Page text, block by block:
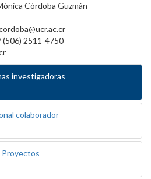
Córdoba Guzmán
(506) 2511-4750
investigadoras
colaborador
Proyectos